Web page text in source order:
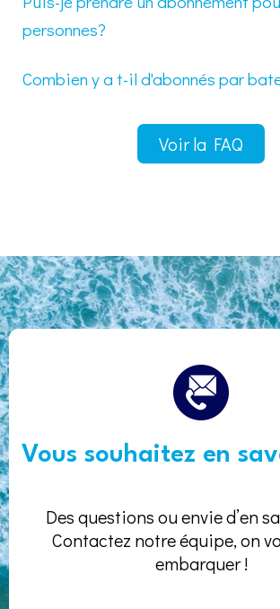
personnes?
Combien y a t-il d'abonnés par
Voir la FAQ
Vous souhaitez en
Des questions ou envie d’en
Contactez notre équipe, on
embarquer !